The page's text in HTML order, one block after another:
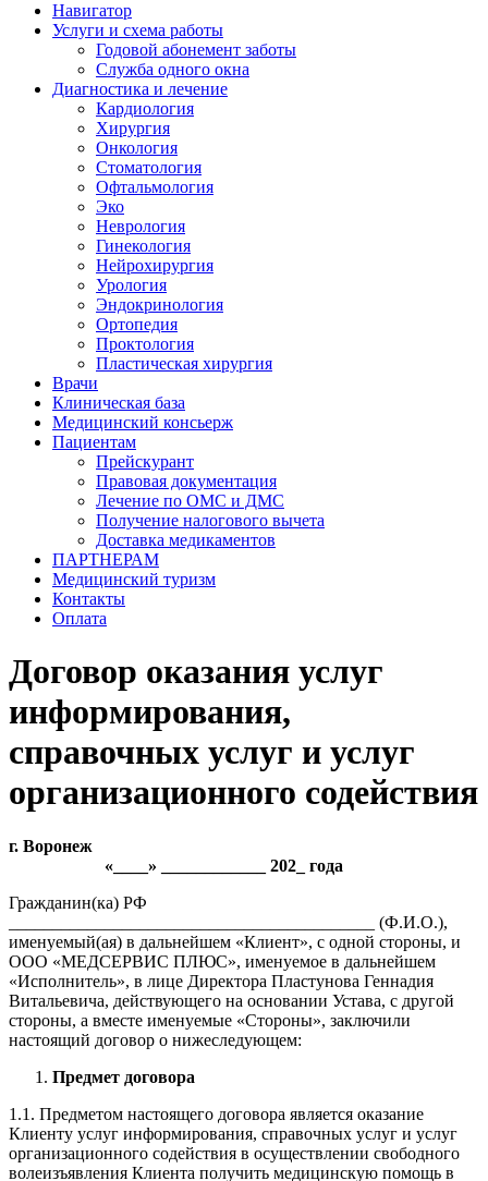
Навигатор
Услуги и схема работы
Годовой абонемент заботы
Служба одного окна
Диагностика и лечение
Кардиология
Хирургия
Онкология
Стоматология
Офтальмология
Эко
Неврология
Гинекология
Нейрохирургия
Урология
Эндокринология
Ортопедия
Проктология
Пластическая хирургия
Врачи
Клиническая база
Медицинский консьерж
Пациентам
Прейскурант
Правовая документация
Лечение по ОМС и ДМС
Получение налогового вычета
Доставка медикаментов
ПАРТНЕРАМ
Медицинский туризм
Контакты
Оплата
Договор оказания услуг
информирования,
справочных услуг и услуг
организационного содействия
г. Воронеж
«____» ____________ 202_ года
Гражданин(ка) РФ
__________________________________________ (Ф.И.О.),
именуемый(ая) в дальнейшем «Клиент», с одной стороны, и
ООО «МЕДСЕРВИС ПЛЮС», именуемое в дальнейшем
«Исполнитель», в лице Директора Пластунова Геннадия
Витальевича, действующего на основании Устава, с другой
стороны, а вместе именуемые «Стороны», заключили
настоящий договор о нижеследующем:
Предмет договора
1.1. Предметом настоящего договора является оказание
Клиенту услуг информирования, справочных услуг и услуг
организационного содействия в осуществлении свободного
волеизъявления Клиента получить медицинскую помощь в